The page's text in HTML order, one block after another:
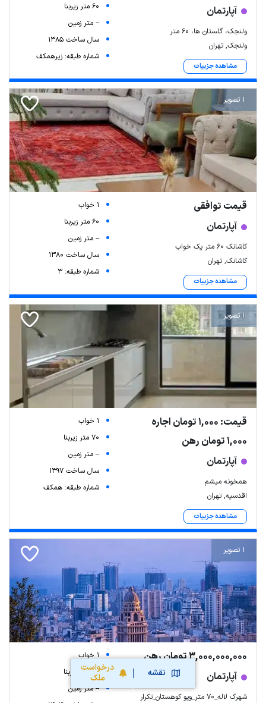
نقشه
درخواست
ملک
آپارتمان
ولنجک، گلستان ها، ۶۰ متر
ولنجک, تهران
مشاهده جزییات
60 متر زیربنا
-- متر زمین
سال ساخت 1385
شماره طبقه: زیرهمکف
1 تصویر
قیمت توافقی
آپارتمان
کاشانک ۶۰ متر یک خواب
کاشانک, تهران
مشاهده جزییات
1 خواب
60 متر زیربنا
-- متر زمین
سال ساخت 1380
شماره طبقه: 3
1 تصویر
قیمت: 1,000 تومان اجاره
1,000 تومان رهن
آپارتمان
همخونه میشم
اقدسیه, تهران
مشاهده جزییات
1 خواب
70 متر زیربنا
-- متر زمین
سال ساخت 1397
شماره طبقه: همکف
1 تصویر
3,000,000,000 تومان رهن
آپارتمان
شهرک لاله_70 متر_ویو کوهستان_تکرار
1 خواب
70 متر زیربنا
-- متر زمین